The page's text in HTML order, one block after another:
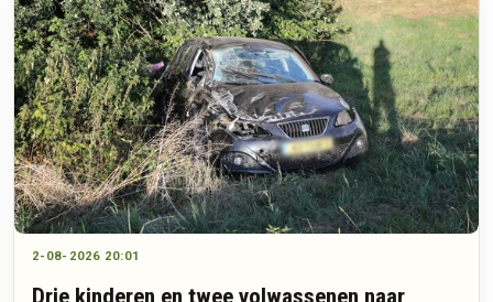
2-08-2026 20:01
Drie kinderen en twee volwassenen naar